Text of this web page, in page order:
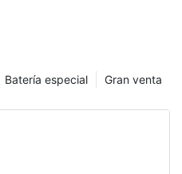
Gran venta
Batería especial